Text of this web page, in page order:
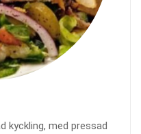
kyckling, med pressad